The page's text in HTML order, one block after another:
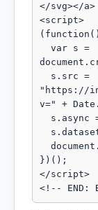
</svg></a>
<script>
"https://
v=" +
})();
</script>
<!-- END: